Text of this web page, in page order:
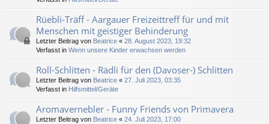
Rüebli-Träff - Aargauer Freizeittreff für und mit
Menschen mit geistiger Behinderung
Letzter Beitrag von Beatrice « 28. August 2023, 19:32
Verfasst in Wenn unsere Kinder erwachsen werden
Roll-Schlitten - Rädli für den (Davoser-) Schlitten
Letzter Beitrag von Beatrice « 27. Juli 2023, 03:35
Verfasst in Hilfsmittel/Geräte
Aromavernebler - Funny Friends von Primavera
Letzter Beitrag von Beatrice « 24. Juli 2023, 17:00